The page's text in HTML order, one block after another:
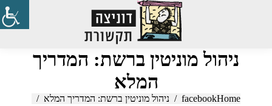
Search:
ניהול מוניטין ברשת: המדריך
המלא
You are here:
Home
facebook ניהול מוניטין ברשת: המדריך המלא